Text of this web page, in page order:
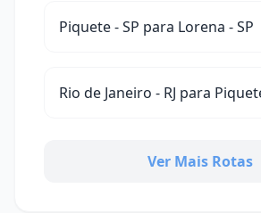
Piquete - SP para Lorena - SP
Rio de Janeiro - RJ para
Ver Mais Rotas